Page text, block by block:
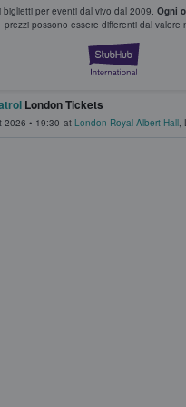
biglietti per eventi dal vivo dal 2009. Ogni
prezzi possono essere differenti dal valore
e vendono
London Tickets
2026 • 19:30 at London Royal Albert Hall,